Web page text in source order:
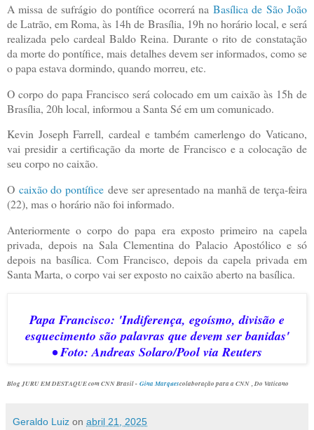
A missa de sufrágio do pontífice ocorrerá na Basílica de São João
de Latrão, em Roma, às 14h de Brasília, 19h no horário local, e será
realizada pelo cardeal Baldo Reina. Durante o rito de constatação
da morte do pontífice, mais detalhes devem ser informados, como se
o papa estava dormindo, quando morreu, etc.
O corpo do papa Francisco será colocado em um caixão às 15h de
Brasília, 20h local, informou a Santa Sé em um comunicado.
Kevin Joseph Farrell, cardeal e também camerlengo do Vaticano,
vai presidir a certificação da morte de Francisco e a colocação de
seu corpo no caixão.
O caixão do pontífice deve ser apresentado na manhã de terça-feira
(22), mas o horário não foi informado.
Anteriormente o corpo do papa era exposto primeiro na capela
privada, depois na Sala Clementina do Palacio Apostólico e só
depois na basílica. Com Francisco, depois da capela privada em
Santa Marta, o corpo vai ser exposto no caixão aberto na basílica.
Papa Francisco: 'Indiferença, egoísmo, divisão e
esquecimento são palavras que devem ser banidas'
•Foto: Andreas Solaro/Pool via Reuters
Blog JURU EM DESTAQUE com CNN Brasil - Gina Marquescolaboração para a CNN , Do Vaticano
Geraldo Luiz on abril 21, 2025